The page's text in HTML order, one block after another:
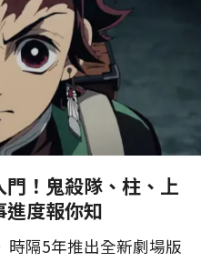
門！鬼殺隊、柱、上
度報你知
時隔5年推出全新劇場版